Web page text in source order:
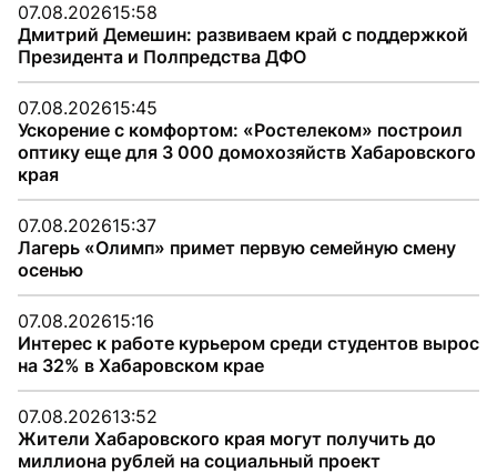
07.08.202615:58
Дмитрий Демешин: развиваем край с поддержкой
Президента и Полпредства ДФО
07.08.202615:45
Ускорение с комфортом: «Ростелеком» построил
оптику еще для 3 000 домохозяйств Хабаровского
края
07.08.202615:37
Лагерь «Олимп» примет первую семейную смену
осенью
07.08.202615:16
Интерес к работе курьером среди студентов вырос
на 32% в Хабаровском крае
07.08.202613:52
Жители Хабаровского края могут получить до
миллиона рублей на социальный проект